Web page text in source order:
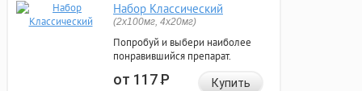
Набор Классический
(2x100мг, 4x20мг)
Попробуй и выбери наиболее
понравившийся препарат.
от 117Р Купить